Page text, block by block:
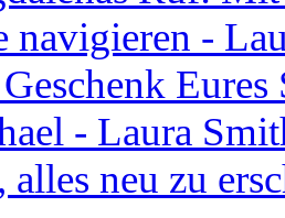
navigieren -
- Laura
alles neu zu